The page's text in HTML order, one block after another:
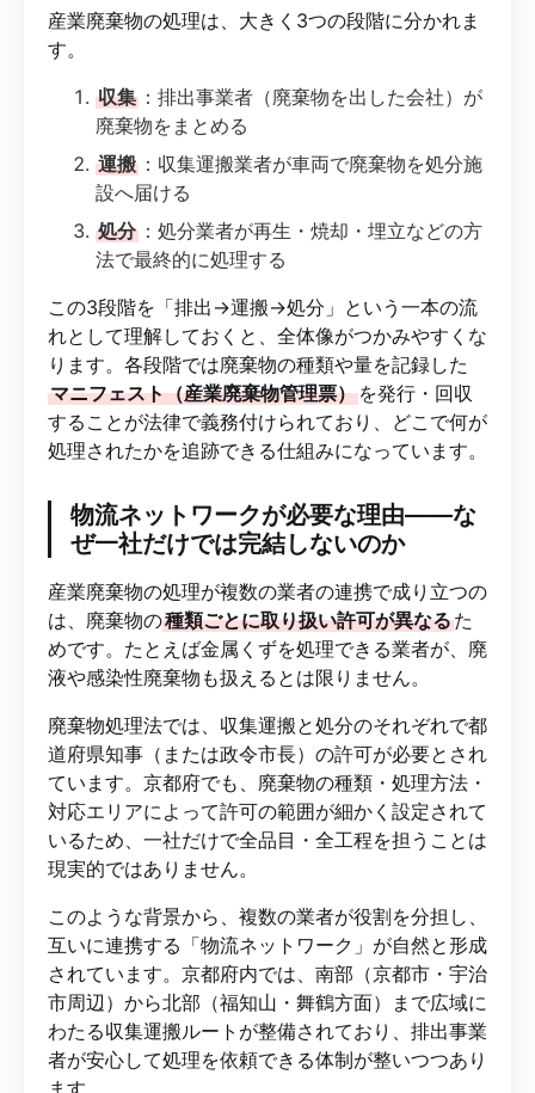
産業廃棄物の処理は、大きく3つの段階に分かれま
す。
収集 ：排出事業者（廃棄物を出した会社）が
廃棄物をまとめる
運搬 ：収集運搬業者が車両で廃棄物を処分施
設へ届ける
処分 ：処分業者が再生・焼却・埋立などの方
法で最終的に処理する
この3段階を「排出→運搬→処分」という一本の流
れとして理解しておくと、全体像がつかみやすくな
ります。各段階では廃棄物の種類や量を記録した
マニフェスト（産業廃棄物管理票） を発行・回収
することが法律で義務付けられており、どこで何が
処理されたかを追跡できる仕組みになっています。
物流ネットワークが必要な理由——な
ぜ一社だけでは完結しないのか
産業廃棄物の処理が複数の業者の連携で成り立つの
は、廃棄物の種類ごとに取り扱い許可が異なるた
めです。たとえば金属くずを処理できる業者が、廃
液や感染性廃棄物も扱えるとは限りません。
廃棄物処理法では、収集運搬と処分のそれぞれで都
道府県知事（または政令市長）の許可が必要とされ
ています。京都府でも、廃棄物の種類・処理方法・
対応エリアによって許可の範囲が細かく設定されて
いるため、一社だけで全品目・全工程を担うことは
現実的ではありません。
このような背景から、複数の業者が役割を分担し、
互いに連携する「物流ネットワーク」が自然と形成
されています。京都府内では、南部（京都市・宇治
市周辺）から北部（福知山・舞鶴方面）まで広域に
わたる収集運搬ルートが整備されており、排出事業
者が安心して処理を依頼できる体制が整いつつあり
ます。